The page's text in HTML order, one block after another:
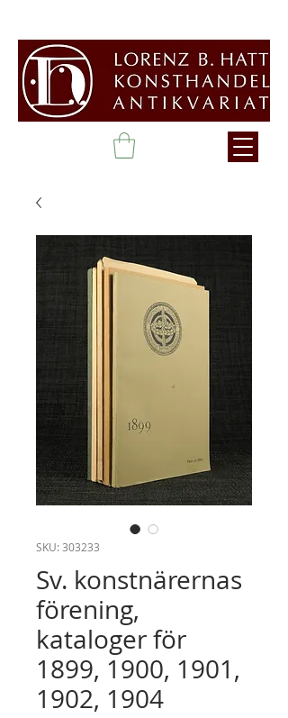
SKU: 303233
Sv. konstnärernas
förening,
kataloger för
1899, 1900, 1901,
1902, 1904